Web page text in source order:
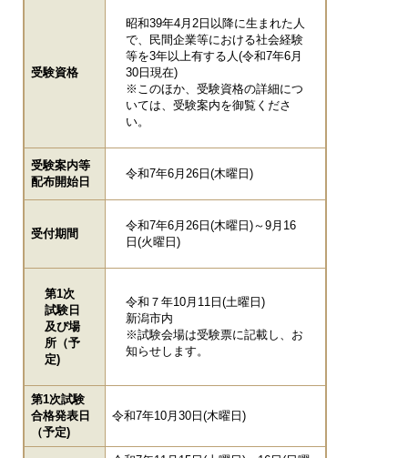
受験資格
昭和39年4月2日以降に生まれた人
で、民間企業等における社会経験
等を3年以上有する人(令和7年6月
30日現在)
※このほか、受験資格の詳細につ
いては、受験案内を御覧くださ
い。
受験案内等
配布開始日
令和7年6月26日(木曜日)
受付期間
令和7年6月26日(木曜日)～9月16
日(火曜日)
第1次
試験日
及び場
所（予
定)
令和７年10月11日(土曜日)
新潟市内
※試験会場は受験票に記載し、お
知らせします。
第1次試験
合格発表日
（予定)
令和7年10月30日(木曜日)